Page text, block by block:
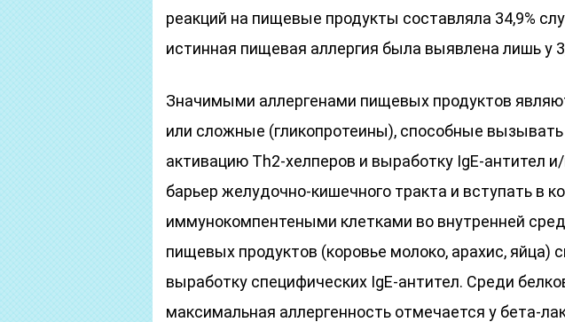
реакций на пищевые продукты составляла 34,9%
истинная пищевая аллергия была выявлена лишь у
Значимыми аллергенами пищевых продуктов
или сложные (гликопротеины), способные
активацию Th2-хелперов и выработку IgE-антител
барьер желудочно-кишечного тракта и вступать в
иммунокомпентеными клетками во внутренней
пищевых продуктов (коровье молоко, арахис, яйца)
выработку специфических IgE-антител. Среди
максимальная аллергенность отмечается у бета-